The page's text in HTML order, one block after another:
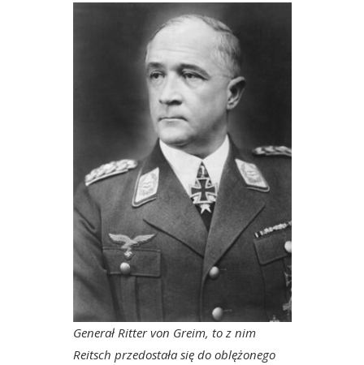
Generał Ritter von Greim, to z nim
Reitsch przedostała się do oblężonego